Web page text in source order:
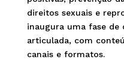
direitos sexuais e
inaugura uma fase de
articulada, com
canais e formatos.